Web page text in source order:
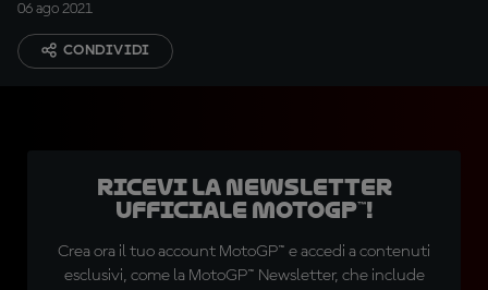
06 ago 2021
CONDIVIDI
Ricevi la newsletter
ufficiale MotoGP™!
Crea ora il tuo account MotoGP™ e accedi a contenuti
esclusivi, come la MotoGP™ Newsletter, che include